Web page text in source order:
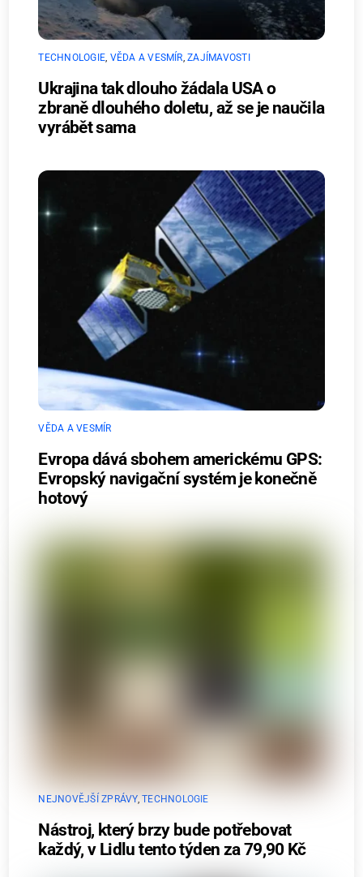
TECHNOLOGIE, VĚDA A VESMÍR,ZAJÍMAVOSTI
Ukrajina tak dlouho žádala USA o
zbraně dlouhého doletu, až se je naučila
vyrábět sama
VĚDA A VESMÍR
Evropa dává sbohem americkému GPS:
Evropský navigační systém je konečně
hotový
NEJNOVĚJŠÍ ZPRÁVY,TECHNOLOGIE
Nástroj, který brzy bude potřebovat
každý, v Lidlu tento týden za 79,90 Kč